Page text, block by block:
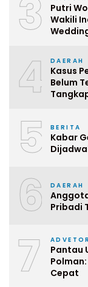
3
Putri
Wakili
4 DAERAH
Kasus
Belum
5 BERITA
Kabar
6 DAERAH
Pribadi
7
Pantau
Cepat